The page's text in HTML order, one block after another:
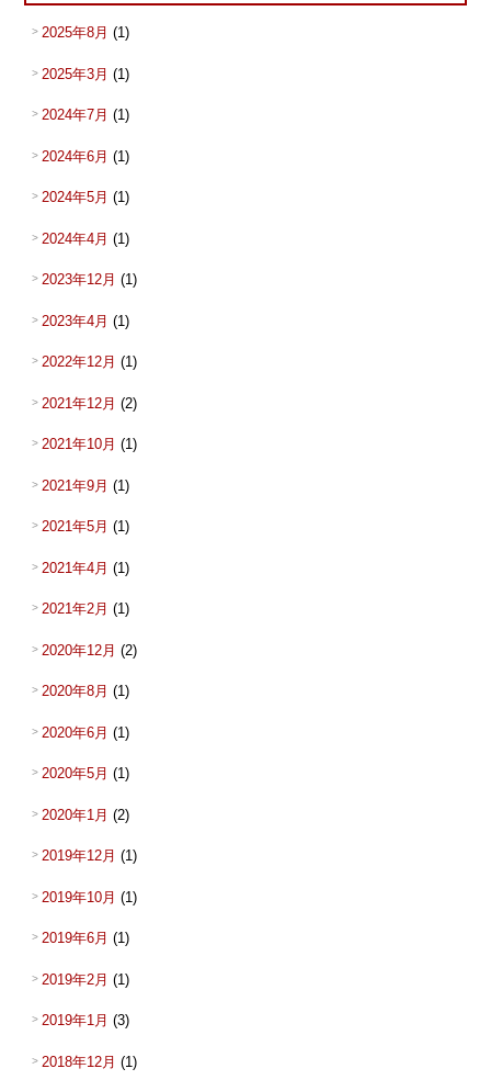
2025年8月 (1)
2025年3月 (1)
2024年7月 (1)
2024年6月 (1)
2024年5月 (1)
2024年4月 (1)
2023年12月 (1)
2023年4月 (1)
2022年12月 (1)
2021年12月 (2)
2021年10月 (1)
2021年9月 (1)
2021年5月 (1)
2021年4月 (1)
2021年2月 (1)
2020年12月 (2)
2020年8月 (1)
2020年6月 (1)
2020年5月 (1)
2020年1月 (2)
2019年12月 (1)
2019年10月 (1)
2019年6月 (1)
2019年2月 (1)
2019年1月 (3)
2018年12月 (1)